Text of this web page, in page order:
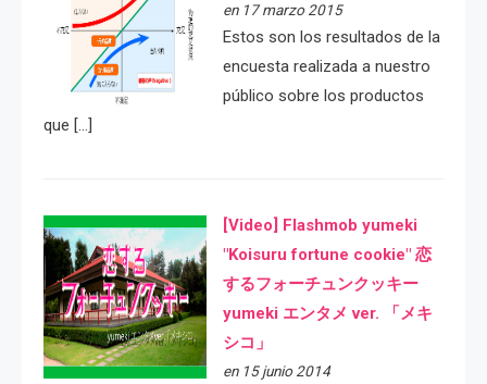
en 17 marzo 2015
Estos son los resultados de la
encuesta realizada a nuestro
público sobre los productos
que […]
[Video] Flashmob yumeki
"Koisuru fortune cookie" 恋
するフォーチュンクッキー
yumeki エンタメ ver. 「メキ
シコ」
en 15 junio 2014